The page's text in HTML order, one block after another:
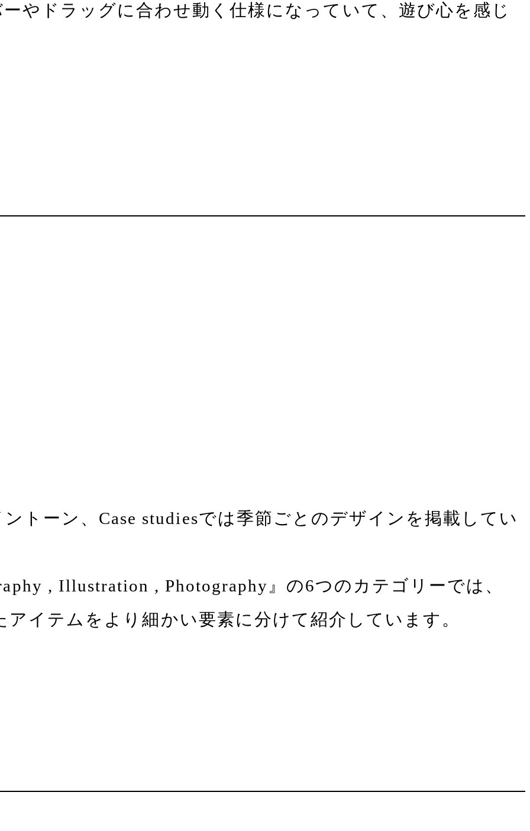
やドラッグに合わせ動く仕様になっていて、遊び心を感じ
トーン、Case studiesでは季節ごとのデザインを掲載してい
, Illustration , Photography』の6つのカテゴリーでは、
アイテムをより細かい要素に分けて紹介しています。